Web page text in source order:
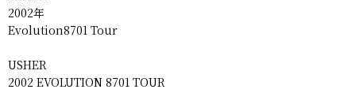
2002年
Evolution8701 Tour
USHER
2002 EVOLUTION 8701 TOUR